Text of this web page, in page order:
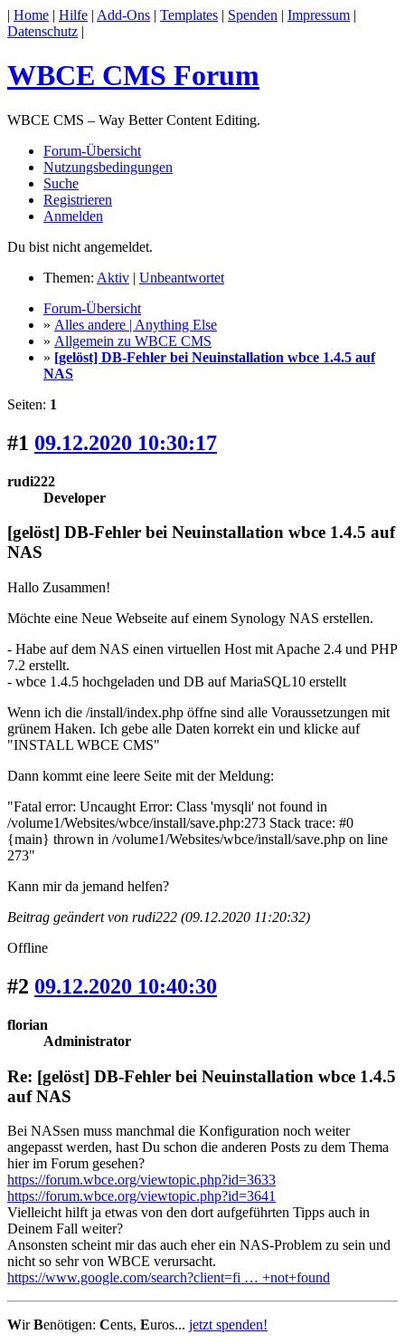
| Home | Hilfe | Add-Ons | Templates | Spenden | Impressum |
Datenschutz |
WBCE CMS Forum
WBCE CMS – Way Better Content Editing.
Forum-Übersicht
Nutzungsbedingungen
Suche
Registrieren
Anmelden
Du bist nicht angemeldet.
Themen: Aktiv | Unbeantwortet
Forum-Übersicht
» Alles andere | Anything Else
» Allgemein zu WBCE CMS
» [gelöst] DB-Fehler bei Neuinstallation wbce 1.4.5 auf
NAS
Seiten: 1
#1 09.12.2020 10:30:17
rudi222
Developer
[gelöst] DB-Fehler bei Neuinstallation wbce 1.4.5 auf
NAS
Hallo Zusammen!
Möchte eine Neue Webseite auf einem Synology NAS erstellen.
- Habe auf dem NAS einen virtuellen Host mit Apache 2.4 und PHP
7.2 erstellt.
- wbce 1.4.5 hochgeladen und DB auf MariaSQL10 erstellt
Wenn ich die /install/index.php öffne sind alle Voraussetzungen mit
grünem Haken. Ich gebe alle Daten korrekt ein und klicke auf
"INSTALL WBCE CMS"
Dann kommt eine leere Seite mit der Meldung:
"Fatal error: Uncaught Error: Class 'mysqli' not found in
/volume1/Websites/wbce/install/save.php:273 Stack trace: #0
{main} thrown in /volume1/Websites/wbce/install/save.php on line
273"
Kann mir da jemand helfen?
Beitrag geändert von rudi222 (09.12.2020 11:20:32)
Offline
#2 09.12.2020 10:40:30
florian
Administrator
Re: [gelöst] DB-Fehler bei Neuinstallation wbce 1.4.5
auf NAS
Bei NASsen muss manchmal die Konfiguration noch weiter
angepasst werden, hast Du schon die anderen Posts zu dem Thema
hier im Forum gesehen?
https://forum.wbce.org/viewtopic.php?id=3633
https://forum.wbce.org/viewtopic.php?id=3641
Vielleicht hilft ja etwas von den dort aufgeführten Tipps auch in
Deinem Fall weiter?
Ansonsten scheint mir das auch eher ein NAS-Problem zu sein und
nicht so sehr von WBCE verursacht.
https://www.google.com/search?client=fi … +not+found
WirBenötigen: Cents, Euros... jetzt spenden!